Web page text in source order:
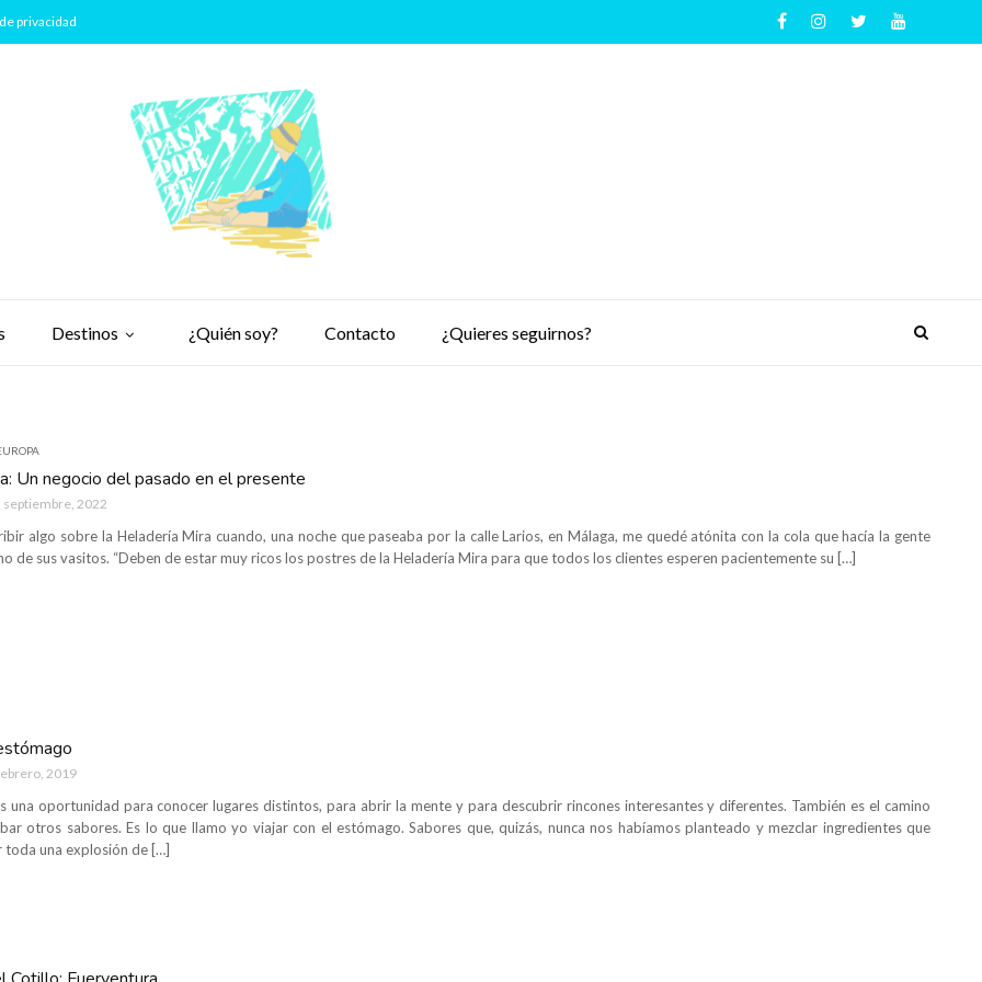
Destinos ¿Quién soy? Contacto ¿Quieres seguirnos?
privacidad
Un negocio del pasado en el presente
septiembre, 2022
algo sobre la Heladería Mira cuando, una noche que paseaba por la calle Larios, en Málaga, me quedé atónita con la cola que hacía la gente
de sus vasitos. “Deben de estar muy ricos los postres de la Heladería Mira para que todos los clientes esperen pacientemente su […]
2019
una oportunidad para conocer lugares distintos, para abrir la mente y para descubrir rincones interesantes y diferentes. También es el camino
otros sabores. Es lo que llamo yo viajar con el estómago. Sabores que, quizás, nunca nos habíamos planteado y mezclar ingredientes que
toda una explosión de […]